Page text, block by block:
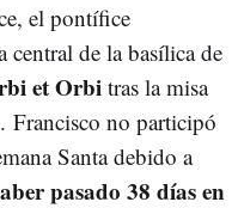
el pontífice
central de la basílica de
et Orbi tras la misa
. Francisco no participó
Santa debido a
pasado 38 días en